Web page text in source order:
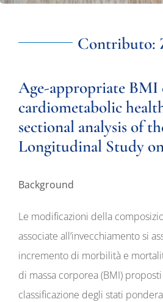
Contributo:
Age-appropriate BMI
cardiometabolic
sectional analysis of
Longitudinal Study
Background
Le modificazioni della
associate all’invecchiamento si
incremento di morbilità e
di massa corporea (BMI)
classificazione degli stati